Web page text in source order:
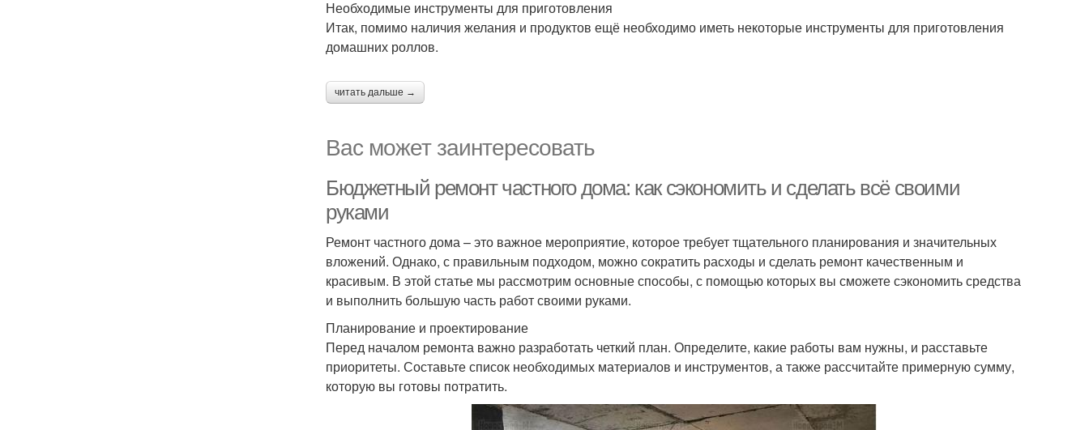
Необходимые инструменты для приготовления
Итак, помимо наличия желания и продуктов ещё необходимо иметь некоторые инструменты для приготовления
домашних роллов.
читать дальше →
Вас может заинтересовать
Бюджетный ремонт частного дома: как сэкономить и сделать всё своими
руками
Ремонт частного дома – это важное мероприятие, которое требует тщательного планирования и значительных
вложений. Однако, с правильным подходом, можно сократить расходы и сделать ремонт качественным и
красивым. В этой статье мы рассмотрим основные способы, с помощью которых вы сможете сэкономить средства
и выполнить большую часть работ своими руками.
Планирование и проектирование
Перед началом ремонта важно разработать четкий план. Определите, какие работы вам нужны, и расставьте
приоритеты. Составьте список необходимых материалов и инструментов, а также рассчитайте примерную сумму,
которую вы готовы потратить.